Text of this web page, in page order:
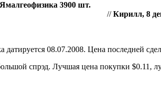
3900 шт.
//Кирилл, 8
08.07.2008. Цена последней
спрэд. Лучшая цена покупки $0.11,